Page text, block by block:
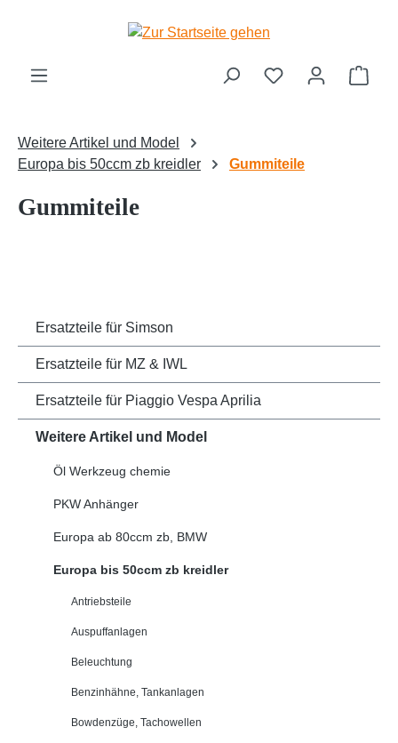
Zum Hauptinhalt springen
Weitere Artikel und Model
Europa bis 50ccm zb kreidler
Gummiteile
Gummiteile
Ersatzteile für Simson
Ersatzteile für MZ & IWL
Ersatzteile für Piaggio Vespa Aprilia
Weitere Artikel und Model
Öl Werkzeug chemie
PKW Anhänger
Europa ab 80ccm zb, BMW
Europa bis 50ccm zb kreidler
Antriebsteile
Auspuffanlagen
Beleuchtung
Benzinhähne, Tankanlagen
Bowdenzüge, Tachowellen